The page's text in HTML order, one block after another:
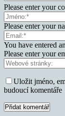
Please enter your
Please enter your
You have entered
Please enter your
Uložit jméno,
budoucí komentáře